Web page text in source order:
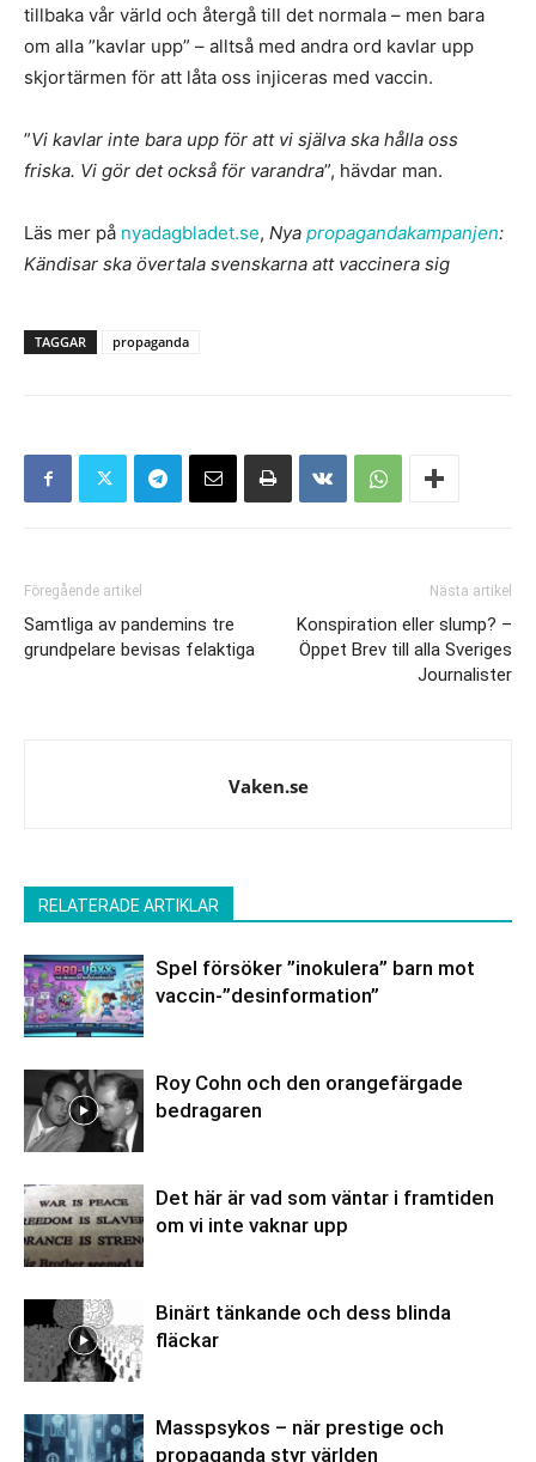
tillbaka vår värld och återgå till det normala – men bara
om alla ”kavlar upp” – alltså med andra ord kavlar upp
skjortärmen för att låta oss injiceras med vaccin.
”Vi kavlar inte bara upp för att vi själva ska hålla oss
friska. Vi gör det också för varandra”, hävdar man.
Läs mer på nyadagbladet.se, Nya propagandakampanjen:
Kändisar ska övertala svenskarna att vaccinera sig
TAGGAR propaganda
Föregående artikel
Samtliga av pandemins tre
grundpelare bevisas felaktiga
Nästa artikel
Konspiration eller slump? –
Öppet Brev till alla Sveriges
Journalister
Vaken.se
RELATERADE ARTIKLAR
Spel försöker ”inokulera” barn mot
vaccin-”desinformation”
Roy Cohn och den orangefärgade
bedragaren
Det här är vad som väntar i framtiden
om vi inte vaknar upp
Binärt tänkande och dess blinda
fläckar
Masspsykos – när prestige och
propaganda styr världen